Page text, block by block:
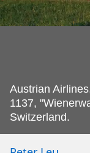
Austrian
1137,
Switzerland.